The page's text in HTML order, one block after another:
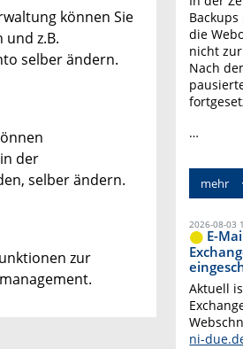
können Sie
z.B.
selber ändern.
der
selber ändern.
zur
die
nicht
Nach
…
mehr
2026-08-03
E-
Aktuell
ni-